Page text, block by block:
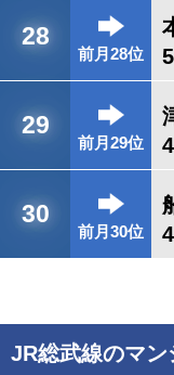
28
前月28位
29
前月29位
30
前月30位
JR総武線のマン